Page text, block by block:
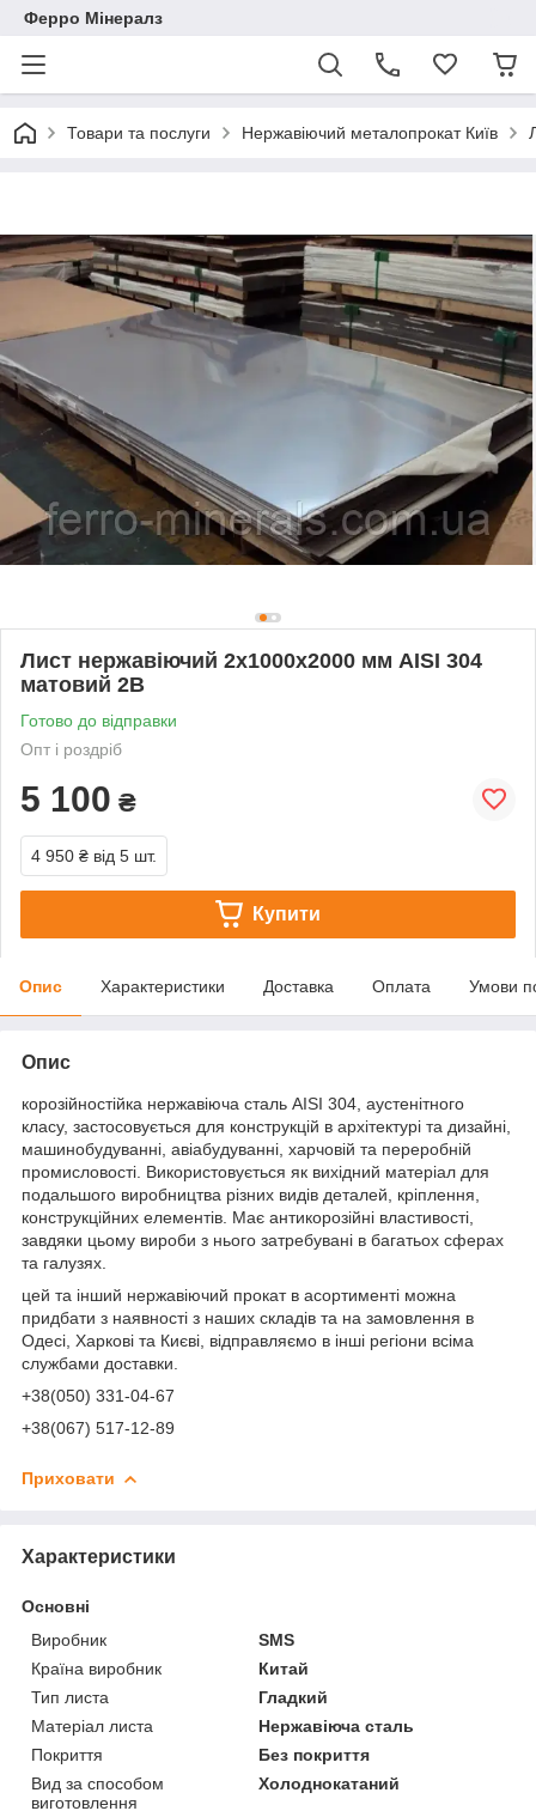
Ферро Мінералз
Товари та послуги Нержавіючий металопрокат Київ
Лист нержавіючий 2х1000х2000 мм AISI 304
матовий 2В
Готово до відправки
Опт і роздріб
5 100 ₴
4 950 ₴ від 5 шт.
Купити
Опис Характеристики Доставка Оплата Умови
Опис
корозійностійка нержавіюча сталь AISI 304, аустенітного
класу, застосовується для конструкцій в архітектурі та дизайні,
машинобудуванні, авіабудуванні, харчовій та переробній
промисловості. Використовується як вихідний матеріал для
подальшого виробництва різних видів деталей, кріплення,
конструкційних елементів. Має антикорозійні властивості,
завдяки цьому вироби з нього затребувані в багатьох сферах
та галузях.
цей та інший нержавіючий прокат в асортименті можна
придбати з наявності з наших складів та на замовлення в
Одесі, Харкові та Києві, відправляємо в інші регіони всіма
службами доставки.
+38(050) 331-04-67
+38(067) 517-12-89
Приховати
Характеристики
Основні
Виробник
SMS
Країна виробник
Китай
Тип листа
Гладкий
Матеріал листа
Нержавіюча сталь
Покриття
Без покриття
Вид за способом
виготовлення
Холоднокатаний